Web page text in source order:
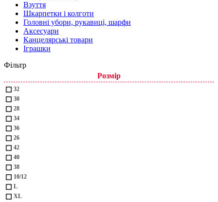
Взуття
Шкарпетки і колготи
Головні убори, рукавиці, шарфи
Аксесуари
Канцелярські товари
Іграшки
Фільтр
Розмір
32
30
28
34
36
26
42
40
38
10/12
L
XL